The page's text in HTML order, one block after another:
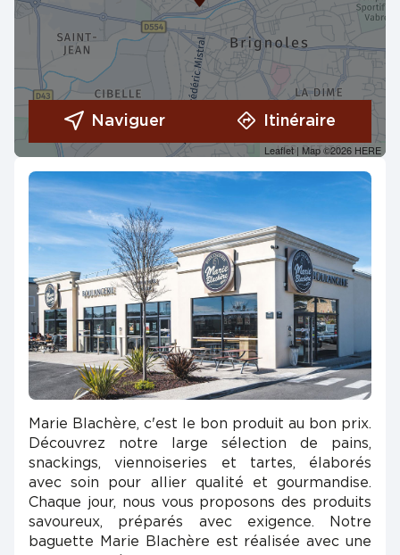
Leaflet | Map ©2026 HERE
Naviguer Itinéraire
Marie Blachère, c'est le bon produit au bon prix.
Découvrez notre large sélection de pains,
snackings, viennoiseries et tartes, élaborés
avec soin pour allier qualité et gourmandise.
Chaque jour, nous vous proposons des produits
savoureux, préparés avec exigence. Notre
baguette Marie Blachère est réalisée avec une